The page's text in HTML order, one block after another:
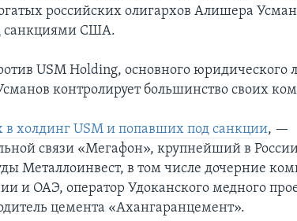
российских олигархов Алишера
санкциями США.
USM Holding, основного юридического
контролирует большинство своих
холдинг USM и попавших под санкции, —
связи «Мегафон», крупнейший в
Металлоинвест, в том числе дочерние
и ОАЭ, оператор Удоканского медного
цемента «Ахангаранцемент».